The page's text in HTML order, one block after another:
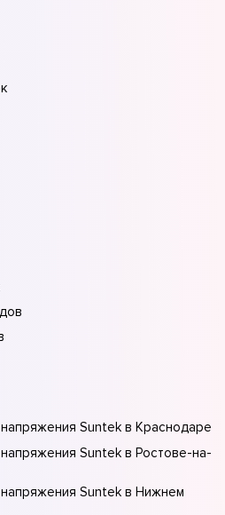
Suntek в Краснодаре
Suntek в Ростове-на-
Suntek в Нижнем